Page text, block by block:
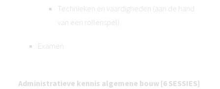
Technieken en vaardigheden (aan de hand
van een rollenspel)
Examen
Administratieve kennis algemene bouw [6 SESSIES]